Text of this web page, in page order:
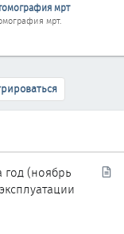
мрт
мрт.
год (ноябрь